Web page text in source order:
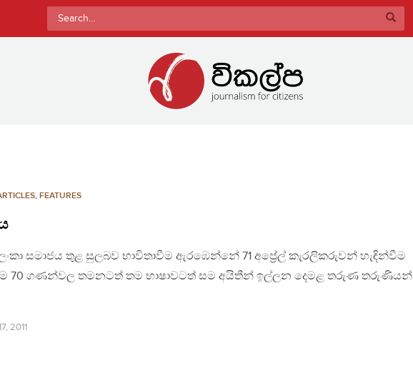
Search
for:
, FEATURES
සමාජය තුළ සුලබව භාවිතාවීම ඇරඹෙන්නේ 71 අප්‍රේල් කැරලිකරුවන් හැඳින්වීම
70 ගණන්වල තමනටත් තම භාෂාවටත් සම අයිතීන් ඉල්ලන දෙමළ තරුණ තරුණියන්
2011